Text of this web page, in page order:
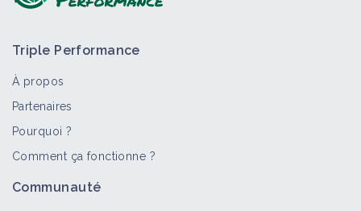
Triple Performance
À propos
Partenaires
Pourquoi ?
Comment ça fonctionne ?
Communauté